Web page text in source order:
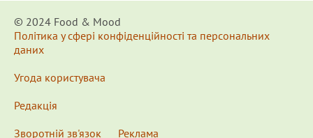
© 2024 Food & Мood
Політика у сфері конфіденційності та персональних
даних
Угода користувача
Редакція
Зворотній зв'язок
Реклама